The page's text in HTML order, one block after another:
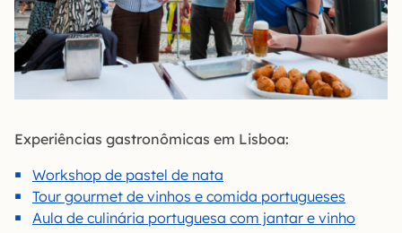
Experiências gastronômicas em Lisboa:
Workshop de pastel de nata
Tour gourmet de vinhos e comida portugueses
Aula de culinária portuguesa com jantar e vinho